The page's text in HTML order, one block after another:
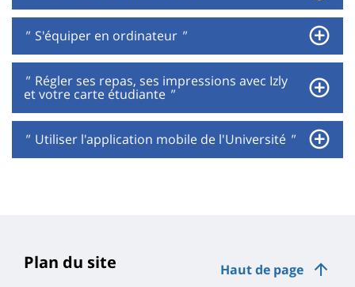
" S'équiper en ordinateur "
" Régler ses repas, ses impressions avec Izly
et votre carte étudiante "
" Utiliser l'application mobile de l'Université "
Haut de page
Plan du site